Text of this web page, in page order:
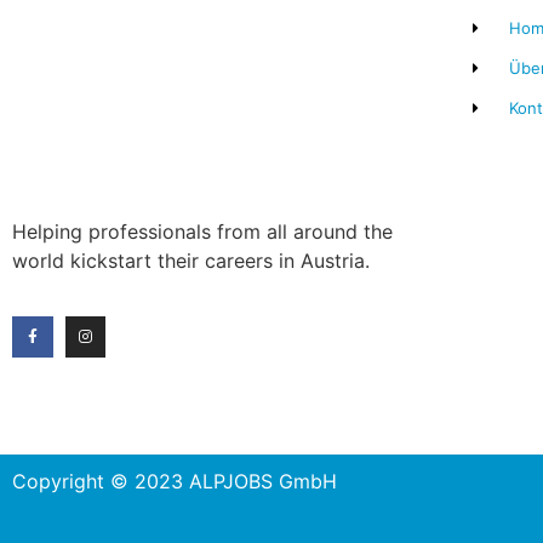
Helping professionals from all around the
world kickstart their careers in Austria.
Copyright © 2023 ALPJOBS GmbH